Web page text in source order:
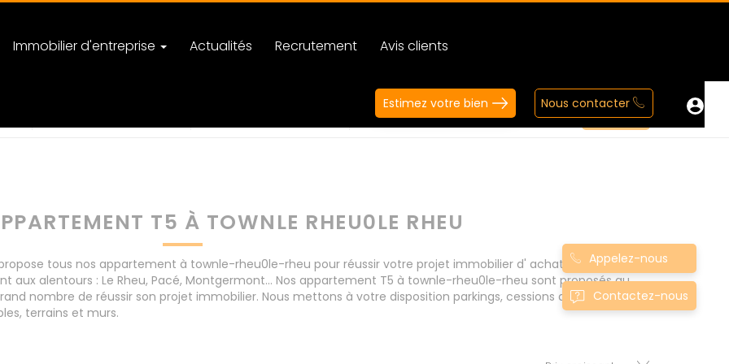
Immobilier d'entreprise Actualités Recrutement Avis clients
Estimez votre bien Nous contacter
T5 À TOWNLE RHEU0LE RHEU
tous nos appartement à townle-rheu0le-rheu pour réussir votre projet immobilier d' achat. Consultez
aux alentours : Le Rheu, Pacé, Montgermont... Nos appartement T5 à townle-rheu0le-rheu sont proposés au
nombre de réussir son projet immobilier. Nous mettons à votre disposition parkings, cessions de baux, fonds
terrains et murs.
Appelez-nous
Contactez-nous